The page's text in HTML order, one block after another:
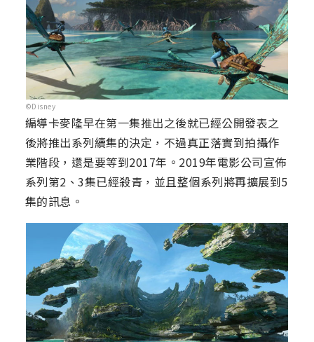
©Disney
編導卡麥隆早在第一集推出之後就已經公開發表之
後將推出系列續集的決定，不過真正落實到拍攝作
業階段，還是要等到2017年。2019年電影公司宣佈
系列第2、3集已經殺青，並且整個系列將再擴展到5
集的訊息。